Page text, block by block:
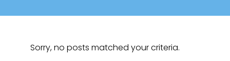
Sorry, no posts matched your criteria.